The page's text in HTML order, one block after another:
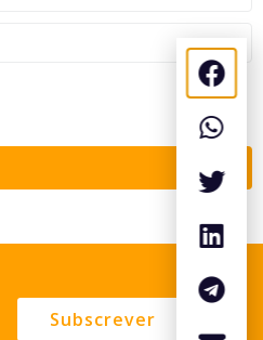
Subscrever